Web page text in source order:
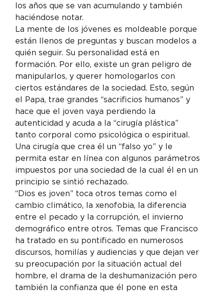
los años que se van acumulando y también
haciéndose notar.
La mente de los jóvenes es moldeable porque
están llenos de preguntas y buscan modelos a
quién seguir. Su personalidad está en
formación. Por ello, existe un gran peligro de
manipularlos, y querer homologarlos con
ciertos estándares de la sociedad. Esto, según
el Papa, trae grandes “sacrificios humanos” y
hace que el joven vaya perdiendo la
autenticidad y acuda a la “cirugía plástica”
tanto corporal como psicológica o espiritual.
Una cirugía que crea él un “falso yo” y le
permita estar en línea con algunos parámetros
impuestos por una sociedad de la cual él en un
principio se sintió rechazado.
“Dios es joven” toca otros temas como el
cambio climático, la xenofobia, la diferencia
entre el pecado y la corrupción, el invierno
demográfico entre otros. Temas que Francisco
ha tratado en su pontificado en numerosos
discursos, homilías y audiencias y que dejan ver
su preocupación por la situación actual del
hombre, el drama de la deshumanización pero
también la confianza que él pone en esta